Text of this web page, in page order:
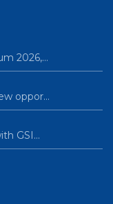
2026,…
oppor…
GSI…